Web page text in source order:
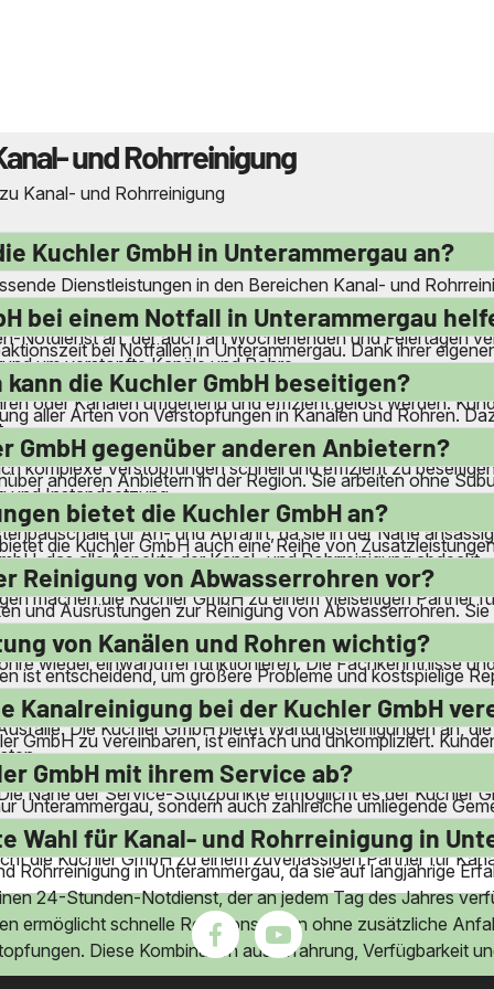
und Rohrreinigung
Kanal- und Rohrreinigung
Kuchler GmbH in Unterammergau an?
Dienstleistungen in den Bereichen Kanal- und
und Druckrohrleitungen. Sie beseitigen Verstopfungen
Notdienst an, der auch an Wochenenden und Feiertagen
um verstopfte Kanäle und Rohre.
bei einem Notfall in Unterammergau
bei Notfällen in Unterammergau. Dank ihrer
steht an jedem Tag des Jahres zur Verfügung, auch
oder Kanälen umgehend und effizient gelöst werden.
die Kuchler GmbH beseitigen?
aller Arten von Verstopfungen in Kanälen und Rohren.
verstopften Gullys und Abflüssen hinter Waschmaschinen
komplexe Verstopfungen schnell und effizient zu
und Instandsetzung.
GmbH gegenüber anderen Anbietern?
anderen Anbietern in der Region. Sie arbeiten ohne
Mitarbeitern durchgeführt werden. Dies garantiert
für An- und Abfahrt, da sie in der Nähe
das alle Aspekte der Kanal- und Rohrreinigung abdeckt.
bietet die Kuchler GmbH an?
die Kuchler GmbH auch eine Reihe von
Sie sind auch in der Lage, Sickerschächte zu
machen die Kuchler GmbH zu einem vielseitigen Partner
Reinigung von Abwasserrohren vor?
und Ausrüstungen zur Reinigung von Abwasserrohren.
Bei Bedarf fräsen sie auch Wurzeleinwüchse und
wieder einwandfrei funktionieren. Die Fachkenntnisse
von Kanälen und Rohren wichtig?
ist entscheidend, um größere Probleme und kostspielige
und Ablagerungen frühzeitig erkannt und beseitigt
Die Kuchler GmbH bietet Wartungsreinigungen an,
Kanalreinigung bei der Kuchler GmbH
GmbH zu vereinbaren, ist einfach und unkompliziert.
ist. Die freundlichen und kompetenten Mitarbeiter
Nähe der Service-Stützpunkte ermöglicht es der Kuchler
GmbH mit ihrem Service ab?
Unterammergau, sondern auch zahlreiche umliegende
am Staffelsee und viele weitere. Durch die strategische
die Kuchler GmbH zu einem zuverlässigen Partner für
Wahl für Kanal- und Rohrreinigung in
Rohrreinigung in Unterammergau, da sie auf langjährige
24-Stunden-Notdienst, der an jedem Tag des Jahres
ermöglicht schnelle Reaktionszeiten ohne zusätzliche
Diese Kombination aus Erfahrung, Verfügbarkeit